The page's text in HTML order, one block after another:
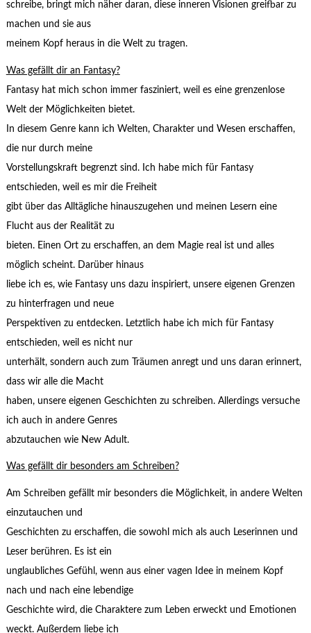
schreibe, bringt mich näher daran, diese inneren Visionen greifbar zu
machen und sie aus
meinem Kopf heraus in die Welt zu tragen.
Was gefällt dir an Fantasy?
Fantasy hat mich schon immer fasziniert, weil es eine grenzenlose
Welt der Möglichkeiten bietet.
In diesem Genre kann ich Welten, Charakter und Wesen erschaffen,
die nur durch meine
Vorstellungskraft begrenzt sind. Ich habe mich für Fantasy
entschieden, weil es mir die Freiheit
gibt über das Alltägliche hinauszugehen und meinen Lesern eine
Flucht aus der Realität zu
bieten. Einen Ort zu erschaffen, an dem Magie real ist und alles
möglich scheint. Darüber hinaus
liebe ich es, wie Fantasy uns dazu inspiriert, unsere eigenen Grenzen
zu hinterfragen und neue
Perspektiven zu entdecken. Letztlich habe ich mich für Fantasy
entschieden, weil es nicht nur
unterhält, sondern auch zum Träumen anregt und uns daran erinnert,
dass wir alle die Macht
haben, unsere eigenen Geschichten zu schreiben. Allerdings versuche
ich auch in andere Genres
abzutauchen wie New Adult.
Was gefällt dir besonders am Schreiben?
Am Schreiben gefällt mir besonders die Möglichkeit, in andere Welten
einzutauchen und
Geschichten zu erschaffen, die sowohl mich als auch Leserinnen und
Leser berühren. Es ist ein
unglaubliches Gefühl, wenn aus einer vagen Idee in meinem Kopf
nach und nach eine lebendige
Geschichte wird, die Charaktere zum Leben erweckt und Emotionen
weckt. Außerdem liebe ich